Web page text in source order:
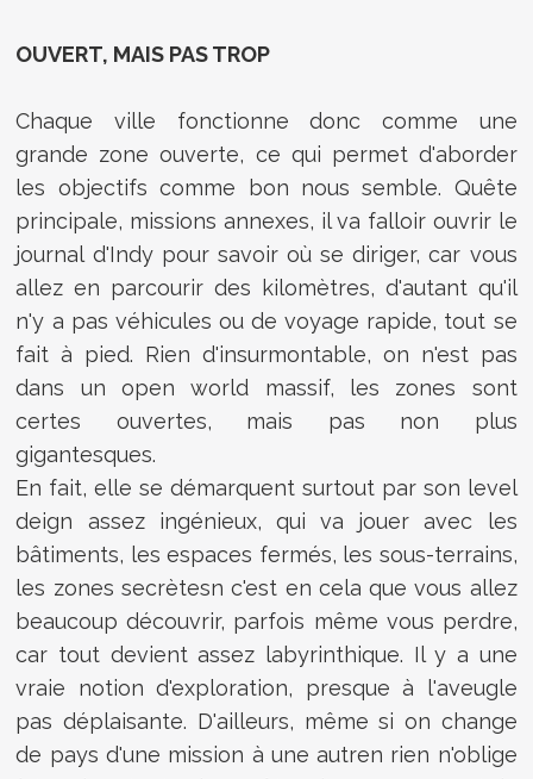
OUVERT, MAIS PAS TROP
Chaque ville fonctionne donc comme une
grande zone ouverte, ce qui permet d'aborder
les objectifs comme bon nous semble. Quête
principale, missions annexes, il va falloir ouvrir le
journal d'Indy pour savoir où se diriger, car vous
allez en parcourir des kilomètres, d'autant qu'il
n'y a pas véhicules ou de voyage rapide, tout se
fait à pied. Rien d'insurmontable, on n'est pas
dans un open world massif, les zones sont
certes ouvertes, mais pas non plus
gigantesques.
En fait, elle se démarquent surtout par son level
deign assez ingénieux, qui va jouer avec les
bâtiments, les espaces fermés, les sous-terrains,
les zones secrètesn c'est en cela que vous allez
beaucoup découvrir, parfois même vous perdre,
car tout devient assez labyrinthique. Il y a une
vraie notion d'exploration, presque à l'aveugle
pas déplaisante. D'ailleurs, même si on change
de pays d'une mission à une autren rien n'oblige